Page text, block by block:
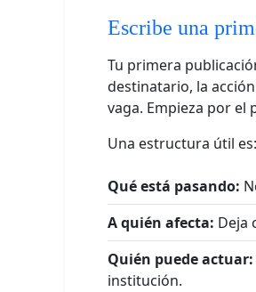
Escribe una
Tu primera
destinatario, la
vaga. Empieza por el
Una estructura útil es:
Qué está pasando:
A quién afecta: Deja
Quién puede actuar:
institución.